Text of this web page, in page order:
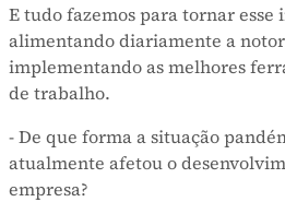
E tudo fazemos para tornar esse
alimentando diariamente a
implementando as melhores
de trabalho.
- De que forma a situação
atualmente afetou o
empresa?